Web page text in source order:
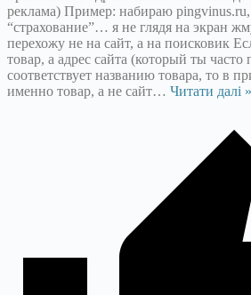
реклама) Пример: набираю
“страхование”… я не глядя на экран
перехожу не на сайт, а на поисковик
товар, а адрес сайта (который ты
соответствует названию товара, то в
именно товар, а не сайт… Читати далі »